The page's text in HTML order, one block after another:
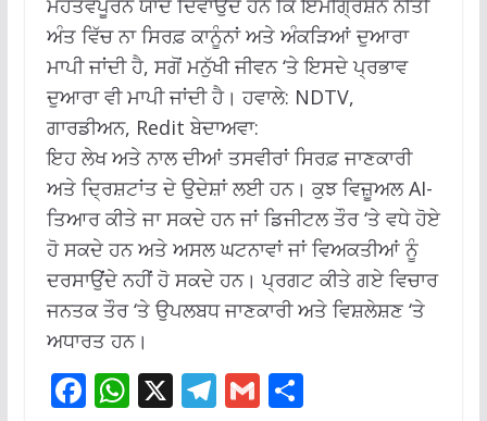
ਮਹੱਤਵਪੂਰਨ ਯਾਦ ਦਿਵਾਉਂਦੇ ਹਨ ਕਿ ਇਮੀਗ੍ਰੇਸ਼ਨ ਨੀਤੀ
ਅੰਤ ਵਿੱਚ ਨਾ ਸਿਰਫ਼ ਕਾਨੂੰਨਾਂ ਅਤੇ ਅੰਕੜਿਆਂ ਦੁਆਰਾ
ਮਾਪੀ ਜਾਂਦੀ ਹੈ, ਸਗੋਂ ਮਨੁੱਖੀ ਜੀਵਨ ‘ਤੇ ਇਸਦੇ ਪ੍ਰਭਾਵ
ਦੁਆਰਾ ਵੀ ਮਾਪੀ ਜਾਂਦੀ ਹੈ। ਹਵਾਲੇ: NDTV,
ਗਾਰਡੀਅਨ, Redit ਬੇਦਾਅਵਾ:
ਇਹ ਲੇਖ ਅਤੇ ਨਾਲ ਦੀਆਂ ਤਸਵੀਰਾਂ ਸਿਰਫ਼ ਜਾਣਕਾਰੀ
ਅਤੇ ਦ੍ਰਿਸ਼ਟਾਂਤ ਦੇ ਉਦੇਸ਼ਾਂ ਲਈ ਹਨ। ਕੁਝ ਵਿਜ਼ੂਅਲ AI-
ਤਿਆਰ ਕੀਤੇ ਜਾ ਸਕਦੇ ਹਨ ਜਾਂ ਡਿਜੀਟਲ ਤੌਰ ‘ਤੇ ਵਧੇ ਹੋਏ
ਹੋ ਸਕਦੇ ਹਨ ਅਤੇ ਅਸਲ ਘਟਨਾਵਾਂ ਜਾਂ ਵਿਅਕਤੀਆਂ ਨੂੰ
ਦਰਸਾਉਂਦੇ ਨਹੀਂ ਹੋ ਸਕਦੇ ਹਨ। ਪ੍ਰਗਟ ਕੀਤੇ ਗਏ ਵਿਚਾਰ
ਜਨਤਕ ਤੌਰ ‘ਤੇ ਉਪਲਬਧ ਜਾਣਕਾਰੀ ਅਤੇ ਵਿਸ਼ਲੇਸ਼ਣ ‘ਤੇ
ਅਧਾਰਤ ਹਨ।
F W X T G S